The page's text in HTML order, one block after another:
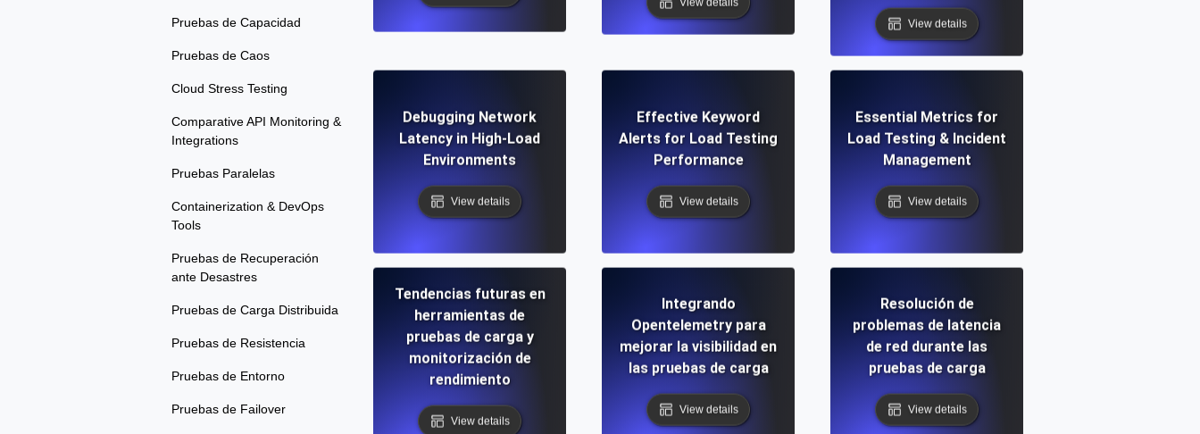
Pruebas de Capacidad
Pruebas de Caos
Cloud Stress Testing
Comparative API Monitoring &
Integrations
Pruebas Paralelas
Containerization & DevOps
Tools
Pruebas de Recuperación
ante Desastres
Pruebas de Carga Distribuida
Pruebas de Resistencia
Pruebas de Entorno
Pruebas de Failover
View details
View details
Debugging Network
Latency in High-Load
Environments
View details
Effective Keyword
Alerts for Load Testing
Performance
View details
Essential Metrics for
Load Testing & Incident
Management
View details
Tendencias futuras en
herramientas de
pruebas de carga y
monitorización de
rendimiento
View details
Integrando
Opentelemetry para
mejorar la visibilidad en
las pruebas de carga
View details
Resolución de
problemas de latencia
de red durante las
pruebas de carga
View details